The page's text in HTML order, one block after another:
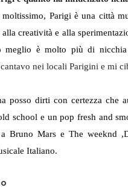
Parigi è una città
creatività e alla
è molto più di nicchia
nei locali Parigini e mi
posso dirti con certezza che
school e un pop fresh and
Mars e The weeknd
Italiano.